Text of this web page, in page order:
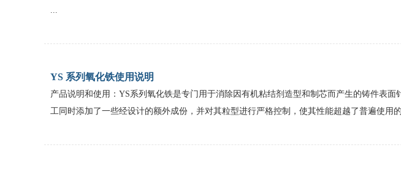
...
YS 系列氧化铁使用说明
产品说明和使用：YS系列氧化铁是专门用于消除因有机粘结剂造型和制芯而产生的铸件表
工同时添加了一些经设计的额外成份，并对其粒型进行严格控制，使其性能超越了普遍使